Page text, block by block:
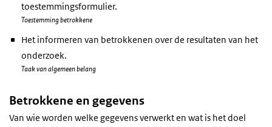
toestemmingsformulier.
Toestemming betrokkene
Het informeren van betrokkenen over de resultaten van het
onderzoek.
Taak van algemeen belang
Betrokkene en gegevens
Van wie worden welke gegevens verwerkt en wat is het doel